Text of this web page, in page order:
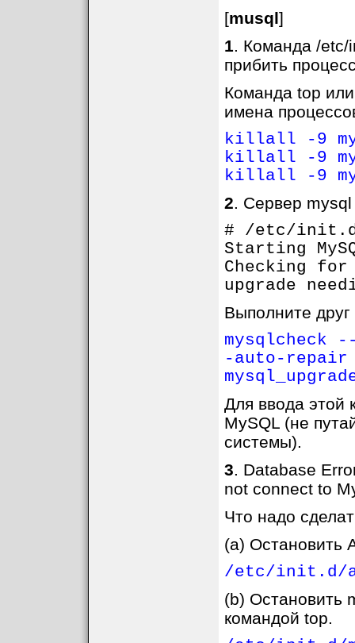
[musql]
1 . Команда /
прибить
Команда top
имена
killall -9
killall -9
killall -9
2 . Сервер
# /etc/
Starting
Checking
upgrade
Выполните
mysqlcheck
-auto-
Для ввода этой
MySQL (не
системы).
3 . Database
not connect to
Что надо
(a) Остановить
/etc/init.d/
(b) Остановить
командой top.